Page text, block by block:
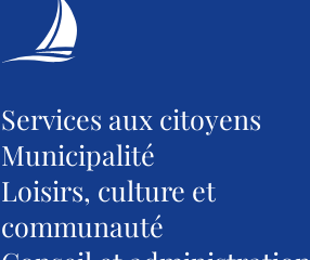
Services aux citoyens
Municipalité
Loisirs, culture et
communauté